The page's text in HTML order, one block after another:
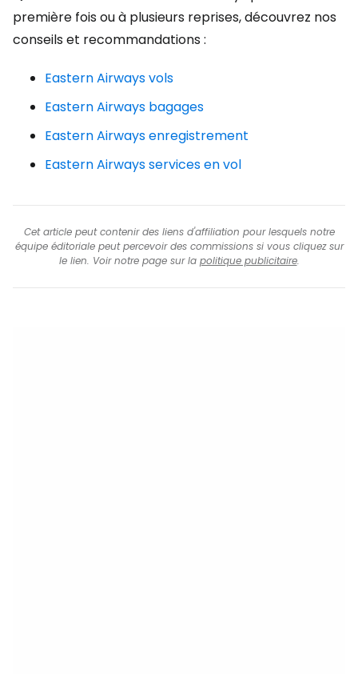
première fois ou à plusieurs reprises, découvrez nos
conseils et recommandations :
Eastern Airways vols
Eastern Airways bagages
Eastern Airways enregistrement
Eastern Airways services en vol
Cet article peut contenir des liens d'affiliation pour lesquels notre
équipe éditoriale peut percevoir des commissions si vous cliquez sur
le lien. Voir notre page sur la politique publicitaire.